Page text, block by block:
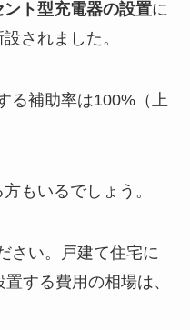
ント型充電器の設置に
されました。
る補助率は100%（上
もいるでしょう。
さい。戸建て住宅に
する費用の相場は、